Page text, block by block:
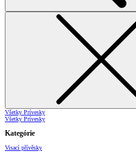
Všetky Prívesky
Všetky Prívesky
Kategórie
Visací přívěsky